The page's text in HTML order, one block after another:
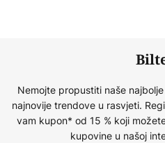
Nemojte propustiti naše
najnovije trendove u rasvjeti.
vam kupon* od 15 % koji
kupovine u našoj